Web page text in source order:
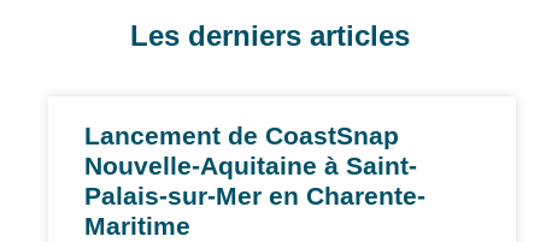
Les derniers articles
Lancement de CoastSnap
Nouvelle-Aquitaine à Saint-
Palais-sur-Mer en Charente-
Maritime